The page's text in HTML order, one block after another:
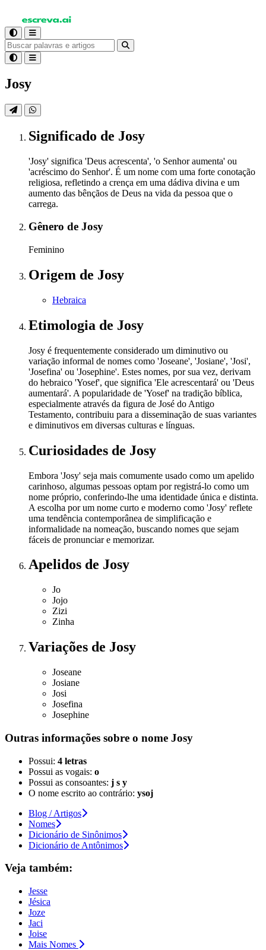
Josy
Significado de Josy
'Josy' significa 'Deus acrescenta', 'o Senhor aumenta' ou
'acréscimo do Senhor'. É um nome com uma forte conotação
religiosa, refletindo a crença em uma dádiva divina e um
aumento das bênçãos de Deus na vida da pessoa que o
carrega.
Gênero de Josy
Feminino
Origem de Josy
Hebraica
Etimologia de Josy
Josy é frequentemente considerado um diminutivo ou
variação informal de nomes como 'Joseane', 'Josiane', 'Josi',
'Josefina' ou 'Josephine'. Estes nomes, por sua vez, derivam
do hebraico 'Yosef', que significa 'Ele acrescentará' ou 'Deus
aumentará'. A popularidade de 'Yosef' na tradição bíblica,
especialmente através da figura de José do Antigo
Testamento, contribuiu para a disseminação de suas variantes
e diminutivos em diversas culturas e línguas.
Curiosidades de Josy
Embora 'Josy' seja mais comumente usado como um apelido
carinhoso, algumas pessoas optam por registrá-lo como um
nome próprio, conferindo-lhe uma identidade única e distinta.
A escolha por um nome curto e moderno como 'Josy' reflete
uma tendência contemporânea de simplificação e
informalidade na nomeação, buscando nomes que sejam
fáceis de pronunciar e memorizar.
Apelidos de Josy
Jo
Jojo
Zizi
Zinha
Variações de Josy
Joseane
Josiane
Josi
Josefina
Josephine
Outras informações sobre o nome Josy
Possui: 4 letras
Possui as vogais: o
Possui as consoantes: j s y
O nome escrito ao contrário: ysoj
Blog / Artigos
Nomes
Dicionário de Sinônimos
Dicionário de Antônimos
Veja também:
Jesse
Jésica
Joze
Jaci
Joise
Mais Nomes